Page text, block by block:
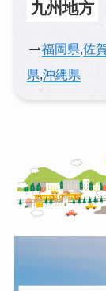
九州地方
福岡県,佐
県,沖縄県